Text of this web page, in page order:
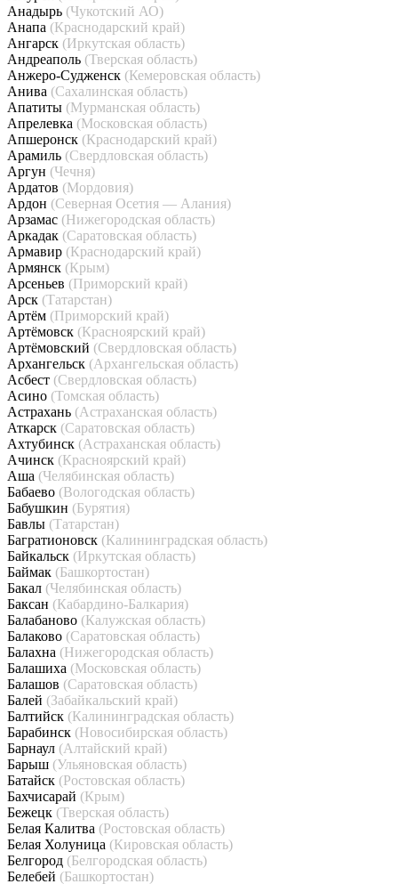
Анадырь (Чукотский АО)
Анапа (Краснодарский край)
Ангарск (Иркутская область)
Андреаполь (Тверская область)
Анжеро-Судженск (Кемеровская область)
Анива (Сахалинская область)
Апатиты (Мурманская область)
Апрелевка (Московская область)
Апшеронск (Краснодарский край)
Арамиль (Свердловская область)
Аргун (Чечня)
Ардатов (Мордовия)
Ардон (Северная Осетия — Алания)
Арзамас (Нижегородская область)
Аркадак (Саратовская область)
Армавир (Краснодарский край)
Армянск (Крым)
Арсеньев (Приморский край)
Арск (Татарстан)
Артём (Приморский край)
Артёмовск (Красноярский край)
Артёмовский (Свердловская область)
Архангельск (Архангельская область)
Асбест (Свердловская область)
Асино (Томская область)
Астрахань (Астраханская область)
Аткарск (Саратовская область)
Ахтубинск (Астраханская область)
Ачинск (Красноярский край)
Аша (Челябинская область)
Бабаево (Вологодская область)
Бабушкин (Бурятия)
Бавлы (Татарстан)
Багратионовск (Калининградская область)
Байкальск (Иркутская область)
Баймак (Башкортостан)
Бакал (Челябинская область)
Баксан (Кабардино-Балкария)
Балабаново (Калужская область)
Балаково (Саратовская область)
Балахна (Нижегородская область)
Балашиха (Московская область)
Балашов (Саратовская область)
Балей (Забайкальский край)
Балтийск (Калининградская область)
Барабинск (Новосибирская область)
Барнаул (Алтайский край)
Барыш (Ульяновская область)
Батайск (Ростовская область)
Бахчисарай (Крым)
Бежецк (Тверская область)
Белая Калитва (Ростовская область)
Белая Холуница (Кировская область)
Белгород (Белгородская область)
Белебей (Башкортостан)